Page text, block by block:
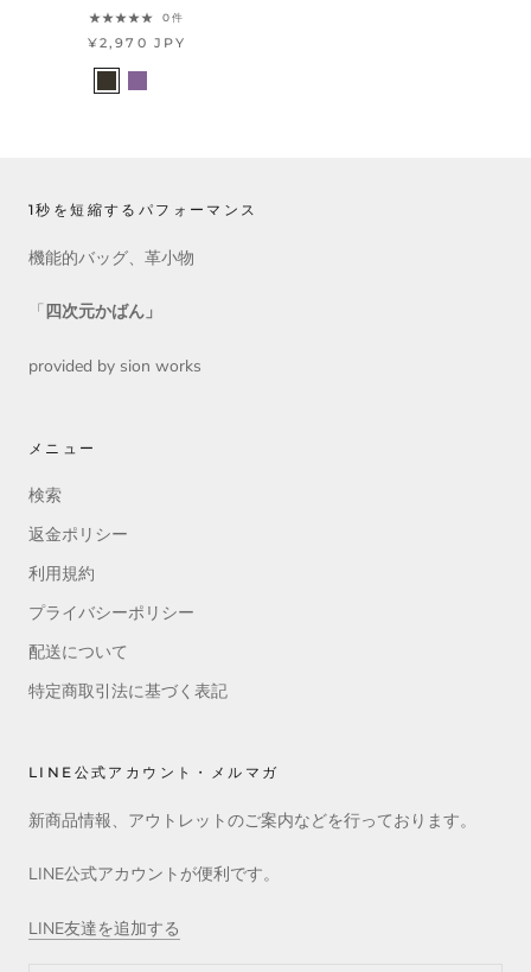
0件
¥2,970 JPY
1秒を短縮するパフォーマンス
機能的バッグ、革小物
「 四次元かばん」
provided by sion works
メニュー
検索
返金ポリシー
利用規約
プライバシーポリシー
配送について
特定商取引法に基づく表記
LINE公式アカウント・メルマガ
新商品情報、アウトレットのご案内などを行っております。
LINE公式アカウントが便利です。
LINE友達を追加する